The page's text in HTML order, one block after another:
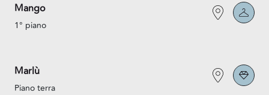
Mango
1° piano
Marlù
Piano terra